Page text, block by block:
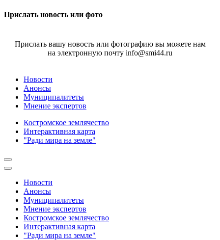
Прислать новость или фото
Прислать вашу новость или фотографию вы можете нам
на электронную почту info@smi44.ru
Новости
Анонсы
Муниципалитеты
Мнение экспертов
Костромское землячество
Интерактивная карта
"Ради мира на земле"
Новости
Анонсы
Муниципалитеты
Мнение экспертов
Костромское землячество
Интерактивная карта
"Ради мира на земле"